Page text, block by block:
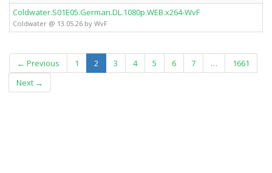
Coldwater.S01E05.German.DL.1080p.WEB.x264-WvF
Coldwater @ 13.05.26 by WvF
← Previous 1 2 (current)
3 4 5 6 7 …
1661
Next →